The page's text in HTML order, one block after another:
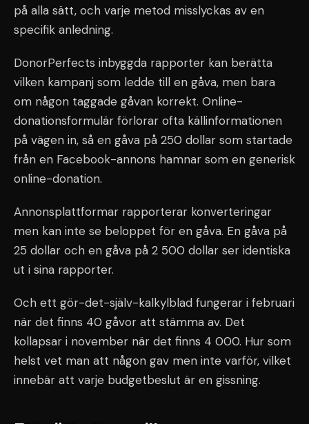
på alla sätt, och varje metod misslyckas av en
specifik anledning.
DonorPerfects inbyggda rapporter kan berätta
vilken kampanj som ledde till en gåva, men bara
om någon taggade gåvan korrekt. Online-
donationsformulär förlorar ofta källinformationen
på vägen in, så en gåva på 250 dollar som startade
från en Facebook-annons hamnar som en generisk
online-donation.
Annonsplattformar rapporterar konverteringar
men kan inte se beloppet för en gåva. En gåva på
25 dollar och en gåva på 2 500 dollar ser identiska
ut i sina rapporter.
Och ett gör-det-själv-kalkylblad fungerar i februari
när det finns 40 gåvor att stämma av. Det
kollapsar i november när det finns 4 000. Hur som
helst vet man att någon gav men inte varför, vilket
innebär att varje budgetbeslut är en gissning.